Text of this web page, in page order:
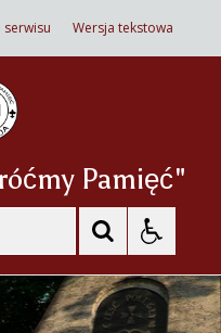
serwisu Wersja tekstowa
Pamięć"